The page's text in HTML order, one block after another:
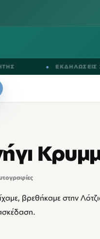
● ΕΚΔΗΛΩΣΕΙΣ ΣΕ
βρεθήκαμε στην